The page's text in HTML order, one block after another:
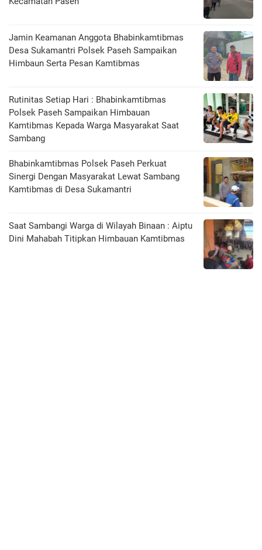
Jamin Keamanan Anggota Bhabinkamtibmas
Desa Sukamantri Polsek Paseh Sampaikan
Himbaun Serta Pesan Kamtibmas
Rutinitas Setiap Hari : Bhabinkamtibmas
Polsek Paseh Sampaikan Himbauan
Kamtibmas Kepada Warga Masyarakat Saat
Sambang
Bhabinkamtibmas Polsek Paseh Perkuat
Sinergi Dengan Masyarakat Lewat Sambang
Kamtibmas di Desa Sukamantri
Saat Sambangi Warga di Wilayah Binaan : Aiptu
Dini Mahabah Titipkan Himbauan Kamtibmas